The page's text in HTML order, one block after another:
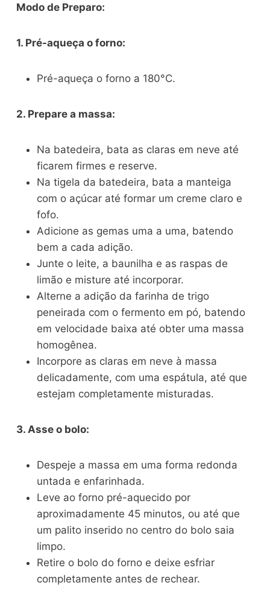
Modo de Preparo:
1. Pré-aqueça o forno:
Pré-aqueça o forno a 180°C.
2. Prepare a massa:
Na batedeira, bata as claras em neve até
ficarem firmes e reserve.
Na tigela da batedeira, bata a manteiga
com o açúcar até formar um creme claro e
fofo.
Adicione as gemas uma a uma, batendo
bem a cada adição.
Junte o leite, a baunilha e as raspas de
limão e misture até incorporar.
Alterne a adição da farinha de trigo
peneirada com o fermento em pó, batendo
em velocidade baixa até obter uma massa
homogênea.
Incorpore as claras em neve à massa
delicadamente, com uma espátula, até que
estejam completamente misturadas.
3. Asse o bolo:
Despeje a massa em uma forma redonda
untada e enfarinhada.
Leve ao forno pré-aquecido por
aproximadamente 45 minutos, ou até que
um palito inserido no centro do bolo saia
limpo.
Retire o bolo do forno e deixe esfriar
completamente antes de rechear.